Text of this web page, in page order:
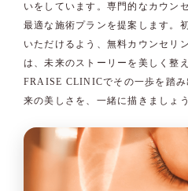
いをしています。専門的なカウン
最適な施術プランを提案します。
いただけるよう、無料カウンセリ
は、未来のストーリーを美しく整
FRAISE CLINICでその一歩を踏
来の美しさを、一緒に描きましょう